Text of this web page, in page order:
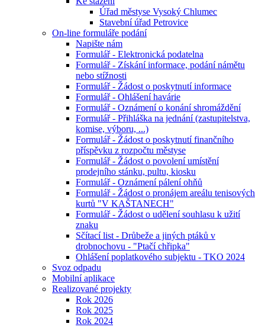
Úřad městyse Vysoký Chlumec
Stavební úřad Petrovice
On-line formuláře podání
Napište nám
Formulář - Elektronická podatelna
Formulář - Získání informace, podání námětu
nebo stížnosti
Formulář - Žádost o poskytnutí informace
Formulář - Ohlášení havárie
Formulář - Oznámení o konání shromáždění
Formulář - Přihláška na jednání (zastupitelstva,
komise, výboru, ...)
Formulář - Žádost o poskytnutí finančního
příspěvku z rozpočtu městyse
Formulář - Žádost o povolení umístění
prodejního stánku, pultu, kiosku
Formulář - Oznámení pálení ohňů
Formulář - Žádost o pronájem areálu tenisových
kurtů "V KAŠTANECH"
Formulář - Žádost o udělení souhlasu k užití
znaku
Sčítací list - Drůbeže a jiných ptáků v
drobnochovu - "Ptačí chřipka"
Ohlášení poplatkového subjektu - TKO 2024
Svoz odpadu
Mobilní aplikace
Realizované projekty
Rok 2026
Rok 2025
Rok 2024